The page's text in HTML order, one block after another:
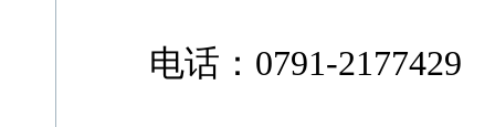
电话：0791-2177429